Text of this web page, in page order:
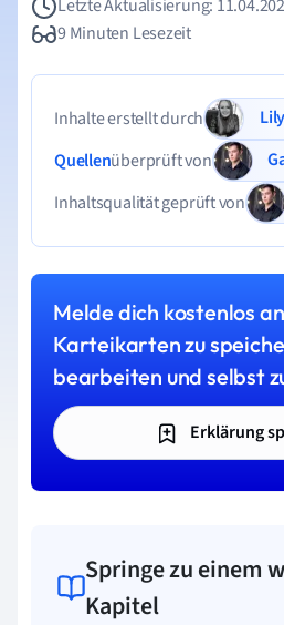
Letzte Aktualisierung:
9 Minuten Lesezeit
Inhalte erstellt durch
Quellenüberprüft von
Inhaltsqualität geprüft von
Melde dich kostenlos
Karteikarten zu
bearbeiten und selbst
Erklärung
Springe zu einem
Kapitel